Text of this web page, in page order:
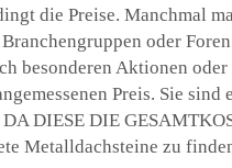
die Preise. Manchmal
oder
besonderen Aktionen
Preis. Sie sind
DIESE DIE
Metalldachsteine zu